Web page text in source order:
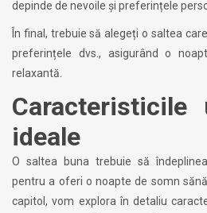
depinde de nevoile și preferințele
În final, trebuie să alegeți o saltea
preferințele dvs., asigurând o
relaxantă.
Caracteristicile
ideale
O saltea buna trebuie să
pentru a oferi o noapte de somn
capitol, vom explora în detaliu